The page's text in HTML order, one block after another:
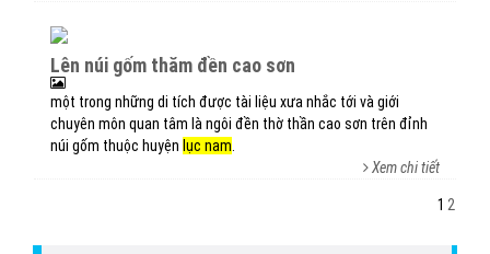
lên núi gốm thăm đền cao sơn
một trong những di tích được tài liệu xưa nhắc tới và giới
chuyên môn quan tâm là ngôi đền thờ thần cao sơn trên đỉnh
núi gốm thuộc huyện lục nam
Xem chi tiết
1 2